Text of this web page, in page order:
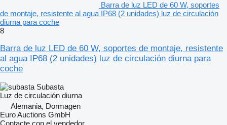
Barra de luz LED de 60 W, soportes
de montaje, resistente al agua IP68 (2 unidades) luz de circulación
diurna para coche
8
Barra de luz LED de 60 W, soportes de montaje, resistente
al agua IP68 (2 unidades) luz de circulación diurna para
coche
Subasta
Luz de circulación diurna
Alemania, Dormagen
Euro Auctions GmbH
Contacte con el vendedor